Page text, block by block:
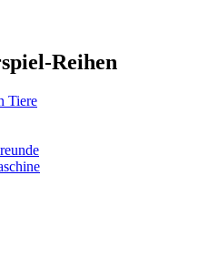
Reihen
Tiere